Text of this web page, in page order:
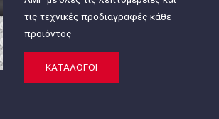
τις τεχνικές προδιαγραφές κάθε
προϊόντος
ΚΑΤΑΛΟΓΟΙ